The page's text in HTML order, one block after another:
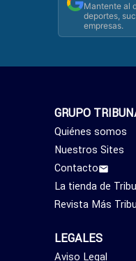
Mantente al
deportes,
empresas.
GRUPO
Quiénes somos
Nuestros Sites
Contacto
La tienda de
Revista Más
LEGALES
Aviso Legal